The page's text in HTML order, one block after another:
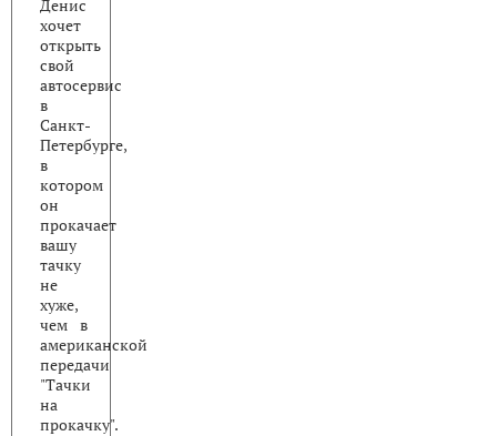
Денис
хочет
открыть
свой
автосервис
в
Санкт-
Петербурге,
в
котором
он
прокачает
вашу
тачку
не
хуже,
чем в
американской
передачи
"Тачки
на
прокачку".